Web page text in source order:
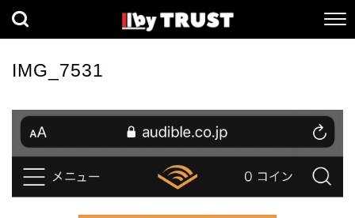
健康
生命科学
小説
IMG_7531